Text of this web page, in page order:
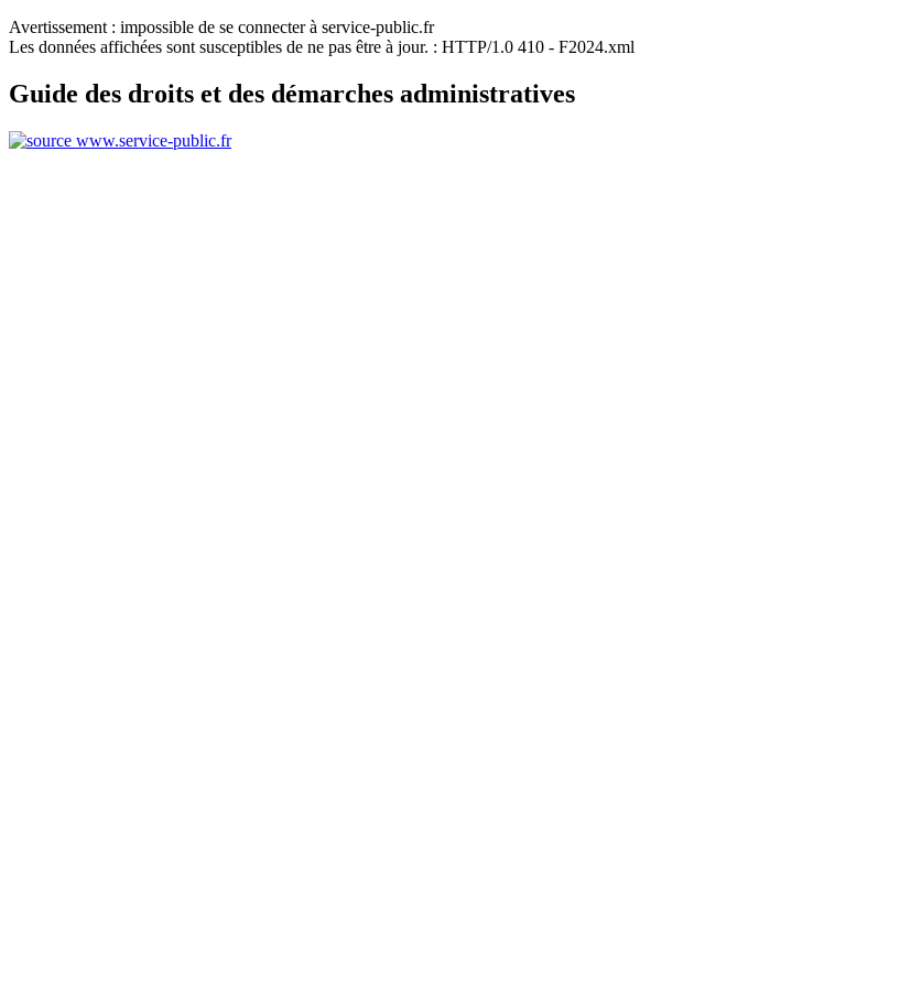
Avertissement : impossible de se connecter à service-public.fr
Les données affichées sont susceptibles de ne pas être à jour. : HTTP/1.0 410 - F2024.xml
Guide des droits et des démarches administratives